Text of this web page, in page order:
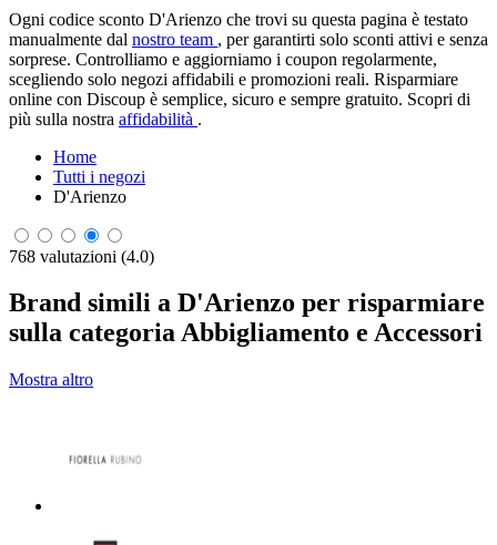
Ogni codice sconto D'Arienzo che trovi su questa pagina è testato
manualmente dal nostro team , per garantirti solo sconti attivi e senza
sorprese. Controlliamo e aggiorniamo i coupon regolarmente,
scegliendo solo negozi affidabili e promozioni reali. Risparmiare
online con Discoup è semplice, sicuro e sempre gratuito. Scopri di
più sulla nostra affidabilità .
Home
Tutti i negozi
D'Arienzo
768 valutazioni (4.0)
Brand simili a D'Arienzo per risparmiare
sulla categoria Abbigliamento e Accessori
Mostra altro